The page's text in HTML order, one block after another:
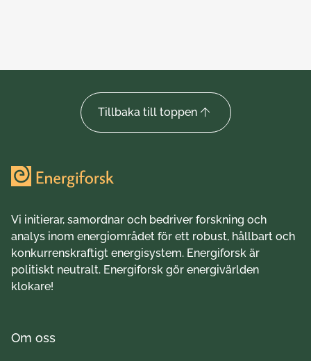
Tillbaka till toppen
Vi initierar, samordnar och bedriver forskning och
analys inom energiområdet för ett robust, hållbart och
konkurrenskraftigt energisystem. Energiforsk är
politiskt neutralt. Energiforsk gör energivärlden
klokare!
Om oss